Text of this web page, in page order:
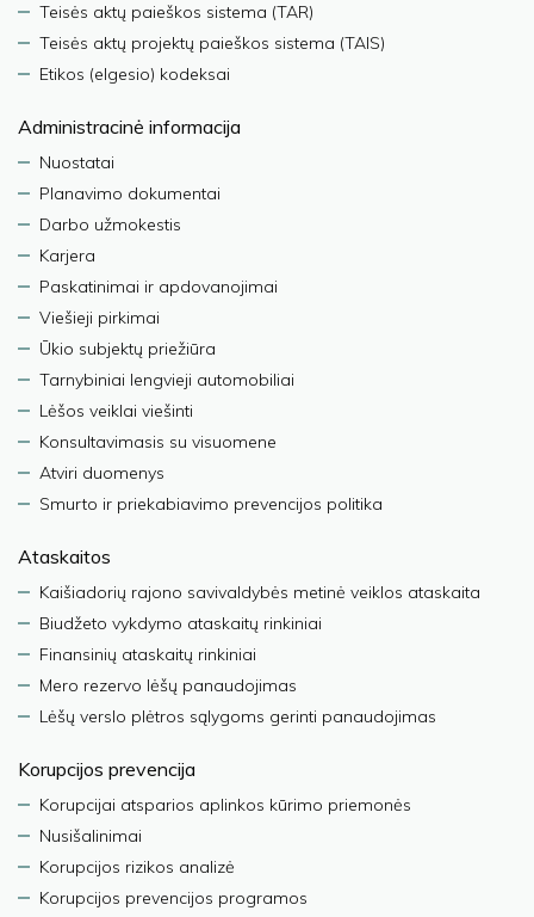
Teisės aktų paieškos sistema (TAR)
Teisės aktų projektų paieškos sistema (TAIS)
Etikos (elgesio) kodeksai
Administracinė informacija
Nuostatai
Planavimo dokumentai
Darbo užmokestis
Karjera
Paskatinimai ir apdovanojimai
Viešieji pirkimai
Ūkio subjektų priežiūra
Tarnybiniai lengvieji automobiliai
Lėšos veiklai viešinti
Konsultavimasis su visuomene
Atviri duomenys
Smurto ir priekabiavimo prevencijos politika
Ataskaitos
Kaišiadorių rajono savivaldybės metinė veiklos ataskaita
Biudžeto vykdymo ataskaitų rinkiniai
Finansinių ataskaitų rinkiniai
Mero rezervo lėšų panaudojimas
Lėšų verslo plėtros sąlygoms gerinti panaudojimas
Korupcijos prevencija
Korupcijai atsparios aplinkos kūrimo priemonės
Nusišalinimai
Korupcijos rizikos analizė
Korupcijos prevencijos programos